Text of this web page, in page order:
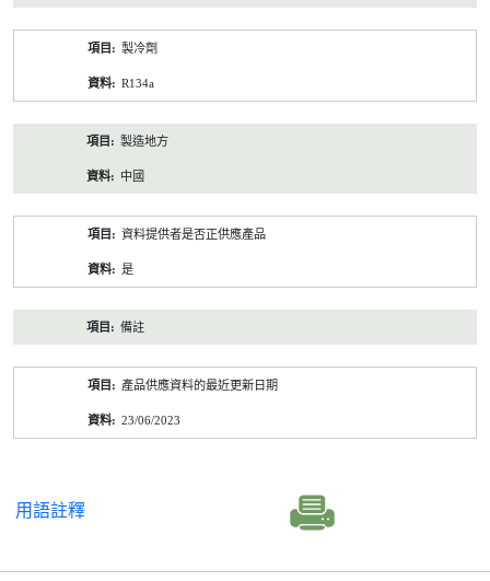
製冷劑
R134a
製造地方
中國
資料提供者是否正供應產品
是
備註
產品供應資料的最近更新日期
23/06/2023
用語註釋